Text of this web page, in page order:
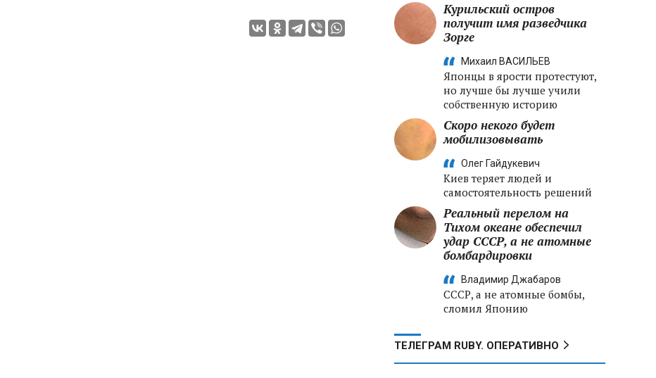
Курильский остров
получит имя разведчика
Зорге
Михаил ВАСИЛЬЕВ
Японцы в ярости протестуют,
но лучше бы лучше учили
собственную историю
Скоро некого будет
мобилизовывать
Олег Гайдукевич
Киев теряет людей и
самостоятельность решений
Реальный перелом на
Тихом океане обеспечил
удар СССР, а не атомные
бомбардировки
Владимир Джабаров
СССР, а не атомные бомбы,
сломил Японию
ТЕЛЕГРАМ RUBY. ОПЕРАТИВНО